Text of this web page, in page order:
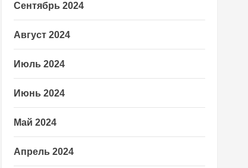
Сентябрь 2024
Август 2024
Июль 2024
Июнь 2024
Май 2024
Апрель 2024